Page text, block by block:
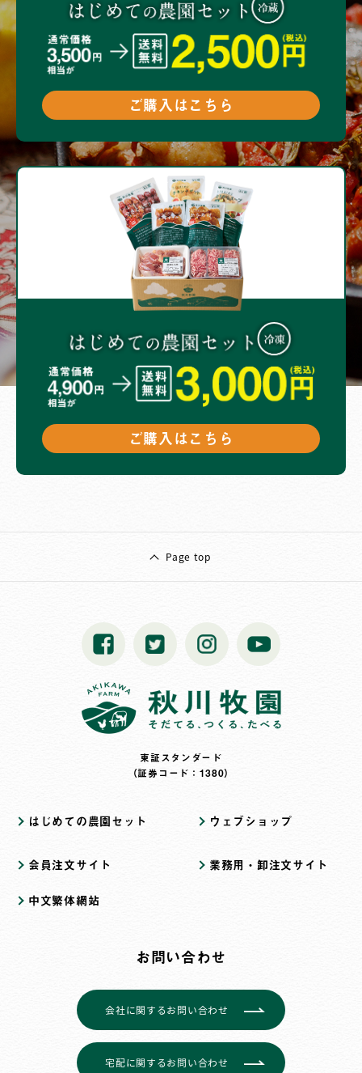
ご購入はこちら
ご購入はこちら
Page top
東証スタンダード
（証券コード：1380）
はじめての農園セット ウェブショップ
会員注文サイト 業務用・卸注文サイト
中文繁体網站
お問い合わせ
会社に関するお問い合わせ
宅配に関するお問い合わせ